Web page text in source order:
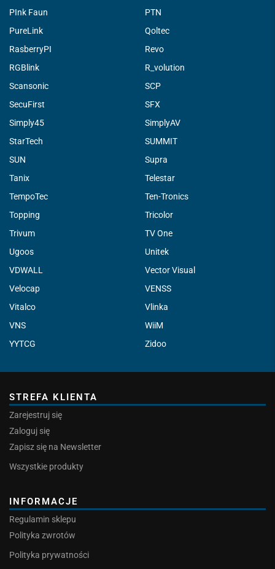
PInk Faun
PTN
PureLink
Qoltec
RasberryPI
Revo
RGBlink
R_volution
Scansonic
SCP
SecuFirst
SFX
Simply45
SimplyAV
StarTech
SUMMIT
SUN
Supra
Tanix
Telestar
TempoTec
Ten-Tronics
Topping
Tricolor
Trivum
TV One
Ugoos
Unitek
VDWALL
Vector Visual
Velocap
VENSS
Vitalco
Vlinka
VNS
WiiM
YYTCG
Zidoo
STREFA KLIENTA
Zarejestruj się
Zaloguj się
Zapisz się na Newsletter
Wszystkie produkty
INFORMACJE
Regulamin sklepu
Polityka zwrotów
Polityka prywatności